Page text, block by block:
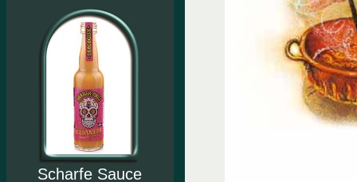
Scharfe Sauce